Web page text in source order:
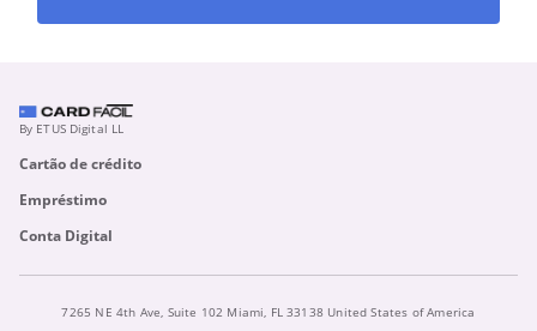
By ETUS Digital LL
Cartão de crédito
Empréstimo
Conta Digital
7265 NE 4th Ave, Suite 102 Miami, FL 33138 United States of America